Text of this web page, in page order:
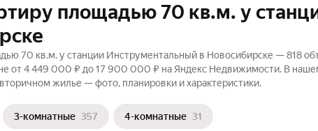
площадью 70 кв.м. у
70 кв.м. у станции Инструментальный в Новосибирске — 818
от 4 449 000 ₽ до 17 900 000 ₽ на Яндекс Недвижимости. В
жилье — фото, планировки и характеристики.
3-комнатные 357 4-комнатные 31